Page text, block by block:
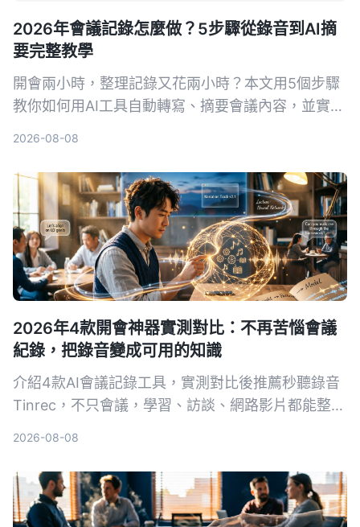
2026年會議記錄怎麼做？5步驟從錄音到AI摘
要完整教學
開會兩小時，整理記錄又花兩小時？本文用5個步驟
教你如何用AI工具自動轉寫、摘要會議內容，並實測
2026-08-08
2026年4款開會神器實測對比：不再苦惱會議
紀錄，把錄音變成可用的知識
介紹4款AI會議記錄工具，實測對比後推薦秒聽錄音
Tinrec，不只會議，學習、訪談、網路影片都能整
2026-08-08